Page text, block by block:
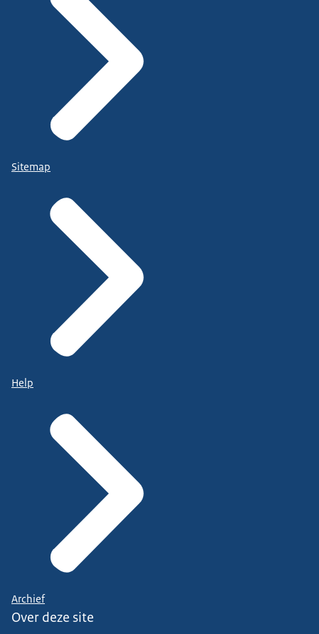
Sitemap
Help
Archief
Over deze site